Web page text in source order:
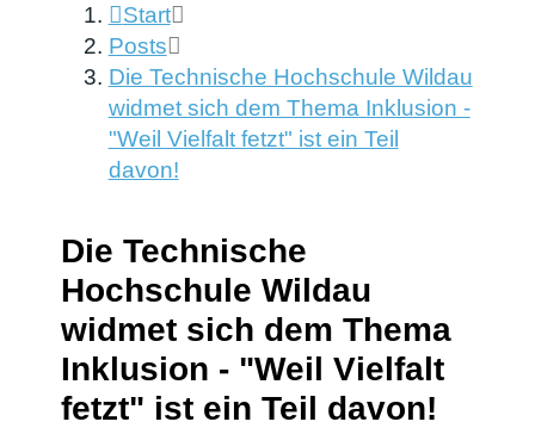
Start
Posts
Die Technische Hochschule Wildau
widmet sich dem Thema Inklusion -
"Weil Vielfalt fetzt" ist ein Teil
davon!
Die Technische
Hochschule Wildau
widmet sich dem Thema
Inklusion - "Weil Vielfalt
fetzt" ist ein Teil davon!